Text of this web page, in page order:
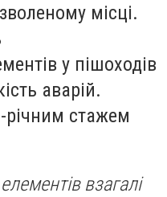
місці.
у пішоходів
аварій.
стажем
взагалі